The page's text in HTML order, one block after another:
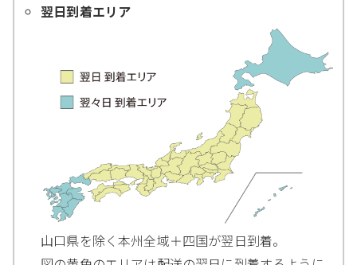
翌日到着エリア
山口県を除く本州全域＋四国が翌日到着。